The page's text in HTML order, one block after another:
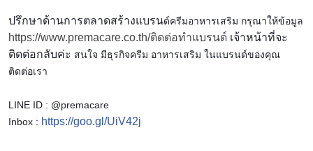
ปรึกษาด้านการตลาดสร้างแบรนด์ครีมอาหารเสริม กรุณาให้ข้อมูล
https://www.premacare.co.th/ติดต่อทำแบรนด์ เจ้าหน้าที่จะ
ติดต่อกลับค่ะ สนใจ มีธุรกิจครีม อาหารเสริม ในแบรนด์ของคุณ
ติดต่อเรา
LINE ID : @premacare
Inbox : https://goo.gl/UiV42j